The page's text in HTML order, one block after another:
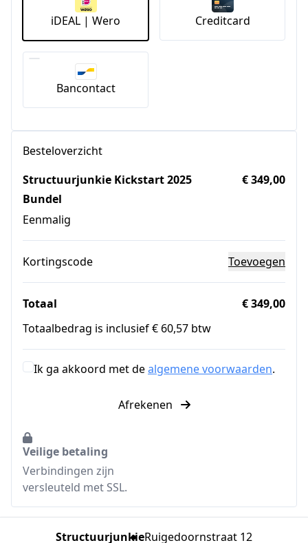
iDEAL | Wero Creditcard
Bancontact
Besteloverzicht
Structuurjunkie Kickstart 2025
Bundel
Eenmalig
€ 349,00
Kortingscode Toevoegen
Totaal
€ 349,00
Totaalbedrag is inclusief € 60,57 btw
Ik ga akkoord met dealgemene voorwaarden.
Afrekenen
Veilige betaling
Verbindingen zijn
versleuteld met SSL.
StructuurjunkieRuigedoornstraat 12